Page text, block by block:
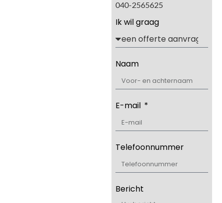
040-2565625
Ik wil graag
Naam
E-mail
Telefoonnummer
Bericht